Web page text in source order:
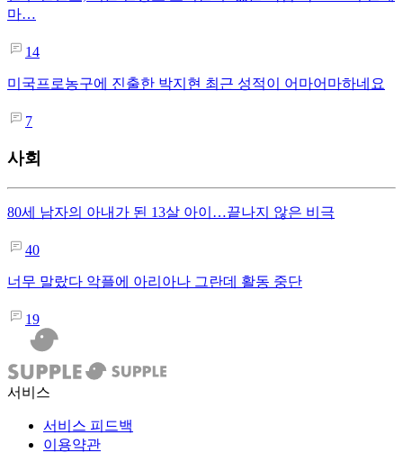
마…
14
미국프로농구에 진출한 박지현 최근 성적이 어마어마하네요
7
사회
80세 남자의 아내가 된 13살 아이…끝나지 않은 비극
40
너무 말랐다 악플에 아리아나 그란데 활동 중단
19
서비스
서비스 피드백
이용약관